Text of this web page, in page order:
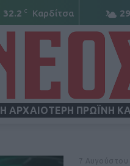
32.2 C Καρδίτσα
Η ΑΡΧΑΙΟΤΕΡΗ ΠΡΩΪΝΗ